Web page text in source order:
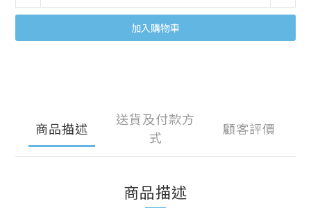
加入購物車
商品描述
送貨及付款方
式
顧客評價
商品描述